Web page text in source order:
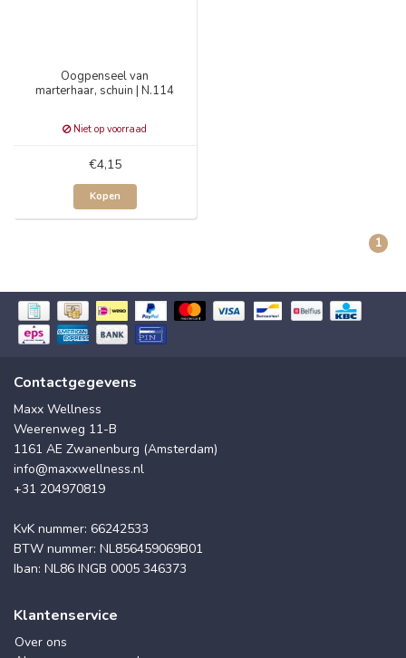
Oogpenseel van
marterhaar, schuin | N.114
Niet op voorraad
€4,15
Kopen
1
Contactgegevens
Maxx Wellness
Weerenweg 11-B
1161 AE Zwanenburg (Amsterdam)
info@maxxwellness.nl
+31 204970819
KvK nummer: 66242533
BTW nummer: NL856459069B01
Iban: NL86 INGB 0005 346373
Klantenservice
Over ons